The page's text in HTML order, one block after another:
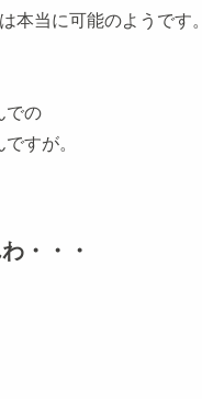
本当に可能のようです。
での
すが。
・・・